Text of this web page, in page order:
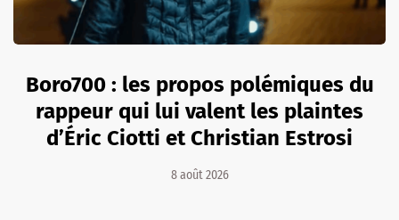
Boro700 : les propos polémiques du
rappeur qui lui valent les plaintes
d’Éric Ciotti et Christian Estrosi
8 août 2026